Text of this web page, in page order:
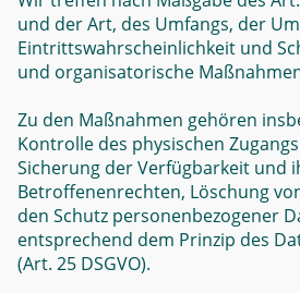
und der Art, des Umfangs, der
Eintrittswahrscheinlichkeit und
und organisatorische
Zu den Maßnahmen gehören
Kontrolle des physischen
Sicherung der Verfügbarkeit und
Betroffenenrechten, Löschung
den Schutz personenbezogener
entsprechend dem Prinzip des
(Art. 25 DSGVO).